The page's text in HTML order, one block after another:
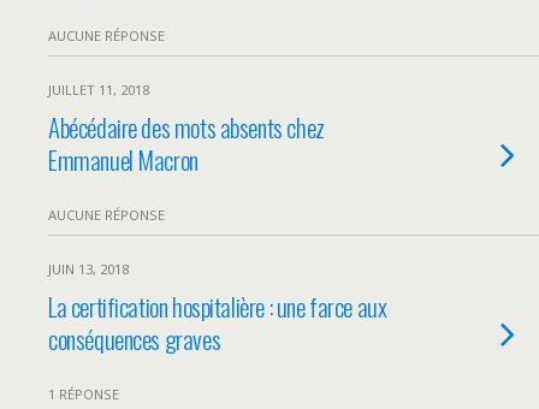
AUCUNE RÉPONSE
JUILLET 11, 2018
Abécédaire des mots absents chez
Emmanuel Macron
AUCUNE RÉPONSE
JUIN 13, 2018
La certification hospitalière : une farce aux
conséquences graves
1 RÉPONSE